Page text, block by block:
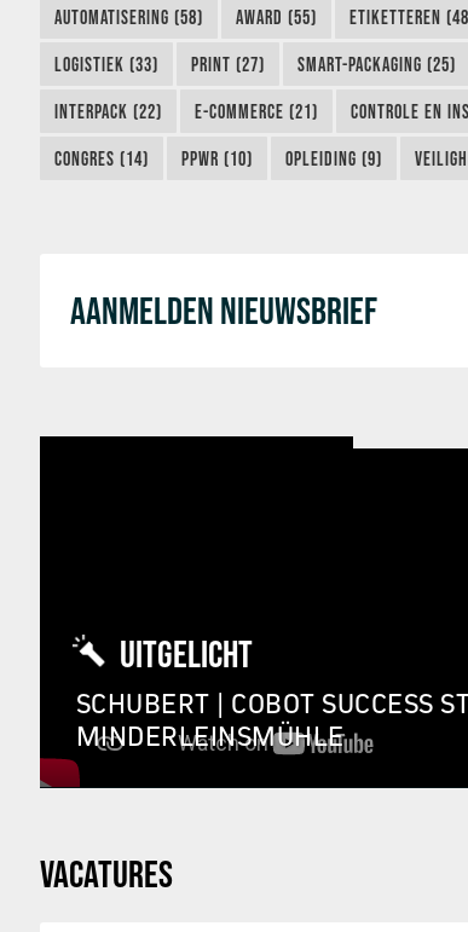
AUTOMATISERING (58) AWARD (55) ETIKETTEREN
LOGISTIEK (33) PRINT (27) SMART-PACKAGING (25)
INTERPACK (22) E-COMMERCE (21) CONTROLE EN
CONGRES (14) PPWR (10) OPLEIDING (9)
AANMELDEN NIEUWSBRIEF
UITGELICHT
SCHUBERT | COBOT SUCCESS
MINDERLEINSMÜHLE
VACATURES